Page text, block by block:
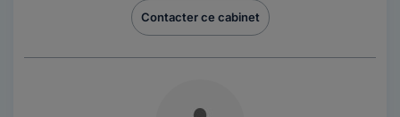
Contacter ce cabinet